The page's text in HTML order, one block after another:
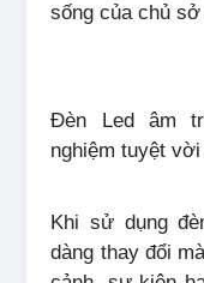
sống của chủ
Đèn Led âm
nghiệm tuyệt
Khi sử dụng
dàng thay đổi